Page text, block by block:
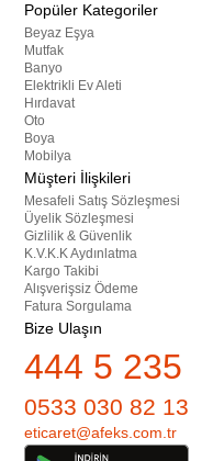
Popüler Kategoriler
Beyaz Eşya
Mutfak
Banyo
Elektrikli Ev Aleti
Hırdavat
Oto
Boya
Mobilya
Müşteri İlişkileri
Mesafeli Satış Sözleşmesi
Üyelik Sözleşmesi
Gizlilik & Güvenlik
K.V.K.K Aydınlatma
Kargo Takibi
Alışverişsiz Ödeme
Fatura Sorgulama
Bize Ulaşın
444 5 235
0533 030 82 13
eticaret@afeks.com.tr